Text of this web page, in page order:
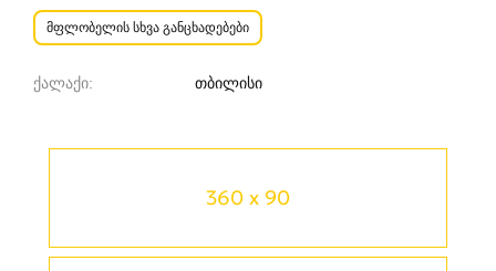
360 x 90
მფლობელის სხვა განცხადებები
ქალაქი თბილისი